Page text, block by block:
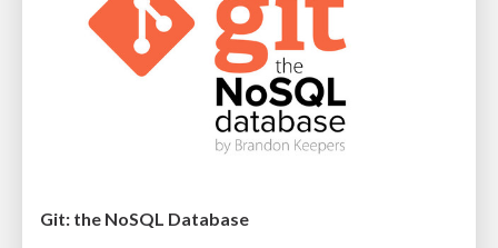
Git: the NoSQL Database